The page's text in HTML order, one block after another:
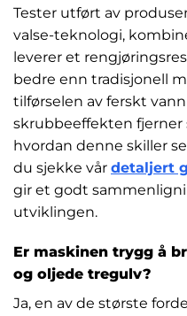
Tester utført av
valse-teknologi,
leverer et
bedre enn tradisjonell
tilførselen av ferskt
skrubbeeffekten fjerner
hvordan denne skiller
du sjekke vår detaljert
gir et godt
utviklingen.
Er maskinen trygg å
og oljede tregulv?
Ja, en av de største